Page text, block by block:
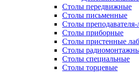
Столы передвижные
Столы письменные
Столы преподавателя-
Столы приборные
Столы пристенные
Столы
Столы специальные
Столы торцевые